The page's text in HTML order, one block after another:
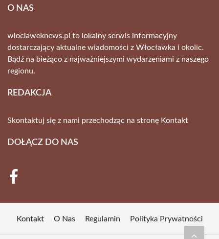
O NAS
wloclaweknews.pl to lokalny serwis informacyjny
dostarczający aktualne wiadomości z Włocławka i okolic.
Bądź na bieżąco z najważniejszymi wydarzeniami z naszego
regionu.
REDAKCJA
Skontaktuj się z nami przechodząc na stronę Kontakt
DOŁĄCZ DO NAS
Kontakt O Nas Regulamin Polityka Prywatności